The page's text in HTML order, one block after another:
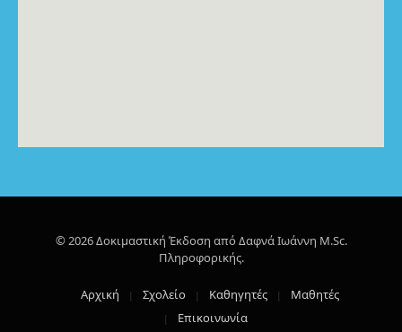
© 2026 Δοκιμαστική Έκδοση από Δαφνά Ιωάννη M.Sc.
Πληροφορικής.
Αρχική Σχολείο Καθηγητές
Μαθητές
Επικοινωνία